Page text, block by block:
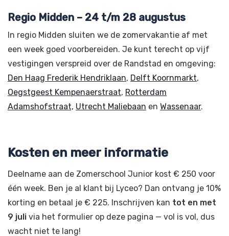
Regio Midden – 24 t/m 28 augustus
In regio Midden sluiten we de zomervakantie af met
een week goed voorbereiden. Je kunt terecht op vijf
vestigingen verspreid over de Randstad en omgeving:
Den Haag Frederik Hendriklaan, Delft Koornmarkt,
Oegstgeest Kempenaerstraat, Rotterdam
Adamshofstraat, Utrecht Maliebaan en Wassenaar.
Kosten en meer informatie
Deelname aan de Zomerschool Junior kost € 250 voor
één week. Ben je al klant bij Lyceo? Dan ontvang je 10%
korting en betaal je € 225. Inschrijven kan tot en met
9 juli via het formulier op deze pagina — vol is vol, dus
wacht niet te lang!